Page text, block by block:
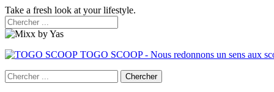
Take a fresh look at your lifestyle.
TOGO SCOOP - Nous redonnons un sens aux